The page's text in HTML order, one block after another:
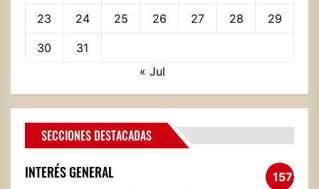
23 24 25 26 27 28 29
30
31
« Jul
SECCIONES DESTACADAS
INTERÉS GENERAL 1572